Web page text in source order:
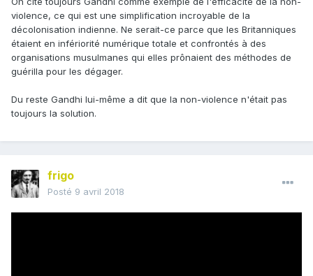
violence, ce qui est une simplification incroyable de la
décolonisation indienne. Ne serait-ce parce que les Britanniques
étaient en infériorité numérique totale et confrontés à des
organisations musulmanes qui elles prônaient des méthodes de
guérilla pour les dégager.
Du reste Gandhi lui-même a dit que la non-violence n'était pas
toujours la solution.
frigo
Posté 9 avril 2018